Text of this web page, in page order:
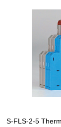
Купить в 1 клик
В избранное
S-FLS-2-5